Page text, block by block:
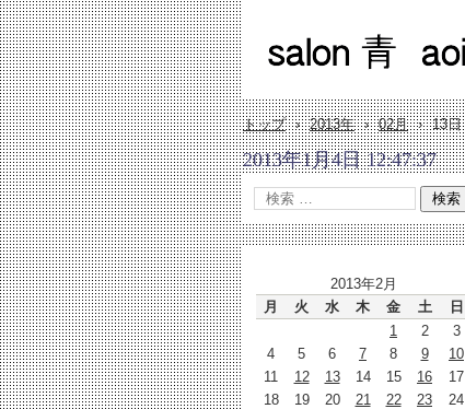
トップ › 2013年 › 02月 › 13日
2013年1月4日 12:47:37
2013年2月
月
火 水 木 金 土
日
1
2
3
4
5 6 7 8 9
10
11
12 13 14 15 16
17
18
19 20 21 22 23
24